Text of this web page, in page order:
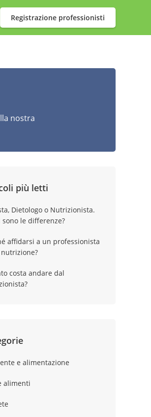
Registrazione professionisti
nostra
più letti
Dietologo o Nutrizionista.
sono le differenze?
affidarsi a un professionista
costa andare dal
e alimentazione
alimenti